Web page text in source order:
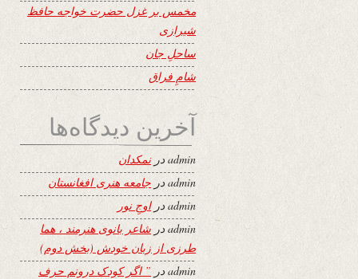
مخمس بر غزل حضرت خواجه حافظ
شیرازی
ساحلِ جان
شامِ فراق
آخرین دیدگاه‌ها
adminدرنمکدان
adminدر جامعه هنری افغانستان
adminدراوجِ نور
adminدر شاعر بانوی هنرمند ، هما
طرزی از زبان خودش (بخش دوم)
adminدر ” اگر کودک درونم حرف